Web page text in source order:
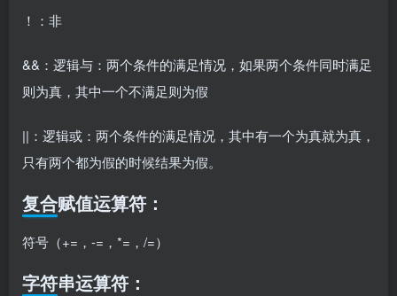
！：非
&&：逻辑与：两个条件的满足情况，如果两个条件同时满足
则为真，其中一个不满足则为假
||：逻辑或：两个条件的满足情况，其中有一个为真就为真，
只有两个都为假的时候结果为假。
复合赋值运算符：
符号（+=，-=，*=，/=）
字符串运算符：